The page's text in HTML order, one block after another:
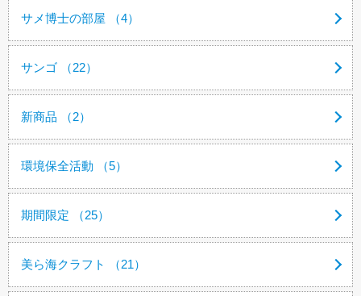
サメ博士の部屋 （4）
サンゴ （22）
新商品 （2）
環境保全活動 （5）
期間限定 （25）
美ら海クラフト （21）